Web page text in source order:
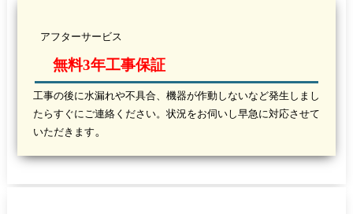
アフターサービス
無料3年工事保証
工事の後に水漏れや不具合、機器が作動しないなど発生しまし
たらすぐにご連絡ください。状況をお伺いし早急に対応させて
いただきます 。